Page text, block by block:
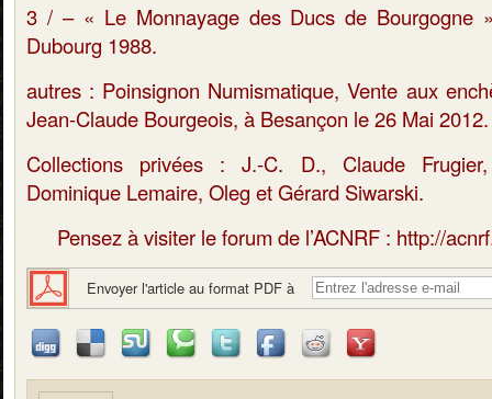
3 / – « Le Monnayage des Ducs de Bourgogne
Dubourg 1988.
autres : Poinsignon Numismatique, Vente aux
Jean-Claude Bourgeois, à Besançon le 26 Mai 2012.
Collections privées : J.-C. D., Claude
Dominique Lemaire, Oleg et Gérard Siwarski.
Pensez à visiter le forum de l’ACNRF : http://
Envoyer l'article au format PDF à